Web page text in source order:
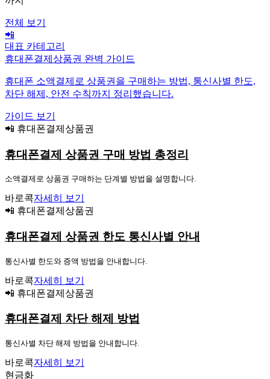
전체 보기
📲
대표 카테고리
휴대폰결제상품권 완벽 가이드
휴대폰 소액결제로 상품권을 구매하는 방법, 통신사별 한도,
차단 해제, 안전 수칙까지 정리했습니다.
가이드 보기
📲 휴대폰결제상품권
휴대폰결제 상품권 구매 방법 총정리
소액결제로 상품권 구매하는 단계별 방법을 설명합니다.
바로콕자세히 보기
📲 휴대폰결제상품권
휴대폰결제 상품권 한도 통신사별 안내
통신사별 한도와 증액 방법을 안내합니다.
바로콕자세히 보기
📲 휴대폰결제상품권
휴대폰결제 차단 해제 방법
통신사별 차단 해제 방법을 안내합니다.
바로콕자세히 보기
현금화